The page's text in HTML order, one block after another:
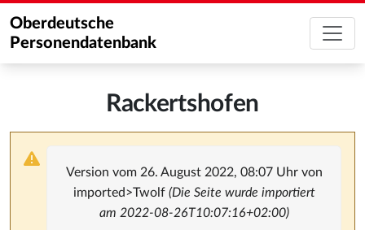
Oberdeutsche
Personendatenbank
Rackertshofen
Version vom 26. August 2022, 08:07 Uhr von
imported>Twolf (Die Seite wurde importiert
am 2022-08-26T10:07:16+02:00)